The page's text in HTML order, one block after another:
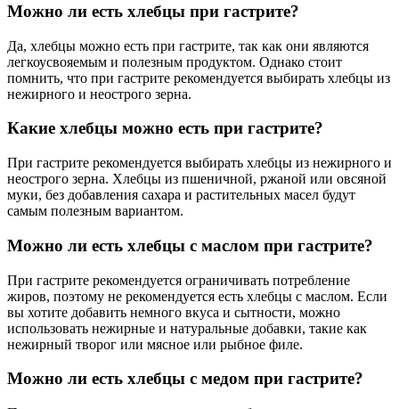
Можно ли есть хлебцы при гастрите?
Да, хлебцы можно есть при гастрите, так как они являются
легкоусвояемым и полезным продуктом. Однако стоит
помнить, что при гастрите рекомендуется выбирать хлебцы из
нежирного и неострого зерна.
Какие хлебцы можно есть при гастрите?
При гастрите рекомендуется выбирать хлебцы из нежирного и
неострого зерна. Хлебцы из пшеничной, ржаной или овсяной
муки, без добавления сахара и растительных масел будут
самым полезным вариантом.
Можно ли есть хлебцы с маслом при гастрите?
При гастрите рекомендуется ограничивать потребление
жиров, поэтому не рекомендуется есть хлебцы с маслом. Если
вы хотите добавить немного вкуса и сытности, можно
использовать нежирные и натуральные добавки, такие как
нежирный творог или мясное или рыбное филе.
Можно ли есть хлебцы с медом при гастрите?